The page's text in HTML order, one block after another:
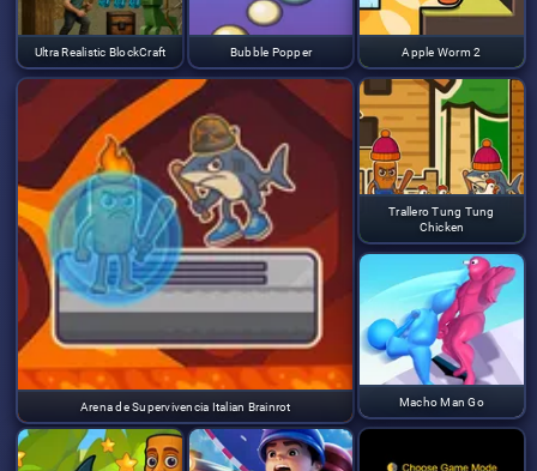
Ultra Realistic BlockCraft Bubble Popper Apple Worm 2
Arena de Supervivencia Italian Brainrot
Trallero Tung Tung
Chicken
Macho Man Go